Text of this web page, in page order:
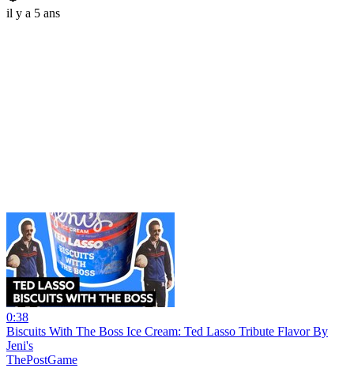
il y a 5 ans
0:38
Biscuits With The Boss Ice Cream: Ted Lasso Tribute Flavor By
Jeni's
ThePostGame